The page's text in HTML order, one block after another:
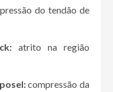
do tendão de
atrito na região
compressão da